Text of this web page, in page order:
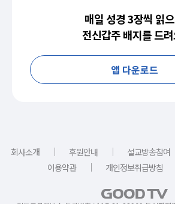
매일 성경 3장씩 읽
전신갑주 배지를 드
앱 다운로드
회사소개 ｜ 후원안내 ｜ 설교방송참여
이용약관
｜ 개인정보취급방침